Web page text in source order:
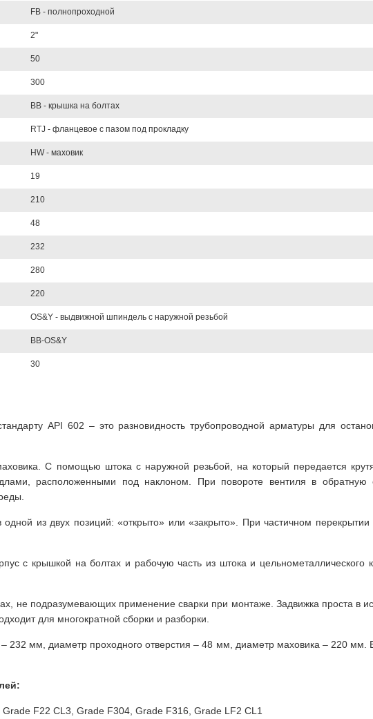
FB - полнопроходной
2"
50
300
BB - крышка на болтах
RTJ - фланцевое с пазом под прокладку
HW - маховик
19
210
48
232
280
220
OS&Y - выдвижной шпиндель с наружной резьбой
BB-OS&Y
30
API 602 – это разновидность трубопроводной арматуры для
С помощью штока с наружной резьбой, на который передается
расположенными под наклоном. При повороте вентиля в обратную
из двух позиций: «открыто» или «закрыто». При частичном перекрытии
с крышкой на болтах и рабочую часть из штока и цельнометаллического
не подразумевающих применение сварки при монтаже. Задвижка проста в
для многократной сборки и разборки.
мм, диаметр проходного отверстия – 48 мм, диаметр маховика – 220 мм.
F22 CL3, Grade F304, Grade F316, Grade LF2 CL1